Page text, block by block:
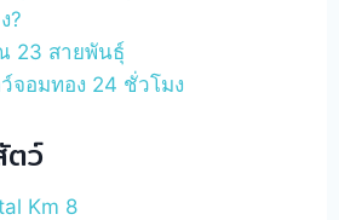
?
23 สายพันธุ์
จอมทอง 24 ชั่วโมง
ตว์
Km 8